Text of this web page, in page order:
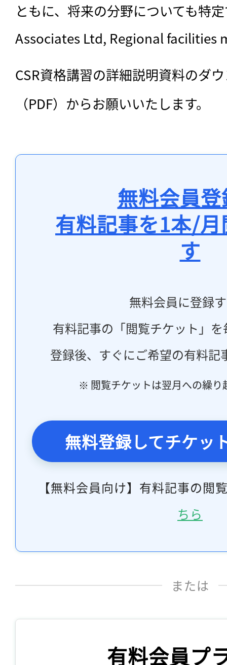
ともに、将来の分野についても特
Associates Ltd, Regional
CSR資格講習の詳細説明資料のダ
（PDF）からお願いいたします。
無料会員
有料記事を1本/
す
無料会員に登録
有料記事の「閲覧チケット」
登録後、すぐにご希望の有料記
※ 閲覧チケットは翌月への繰り
無料登録してチケッ
【無料会員向け】有料記事の閲
ちら
または
有料会員プ